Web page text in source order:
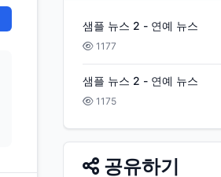
샘플 뉴스 2 - 연예 뉴스
1177
샘플 뉴스 2 - 연예 뉴스
1175
공유하기